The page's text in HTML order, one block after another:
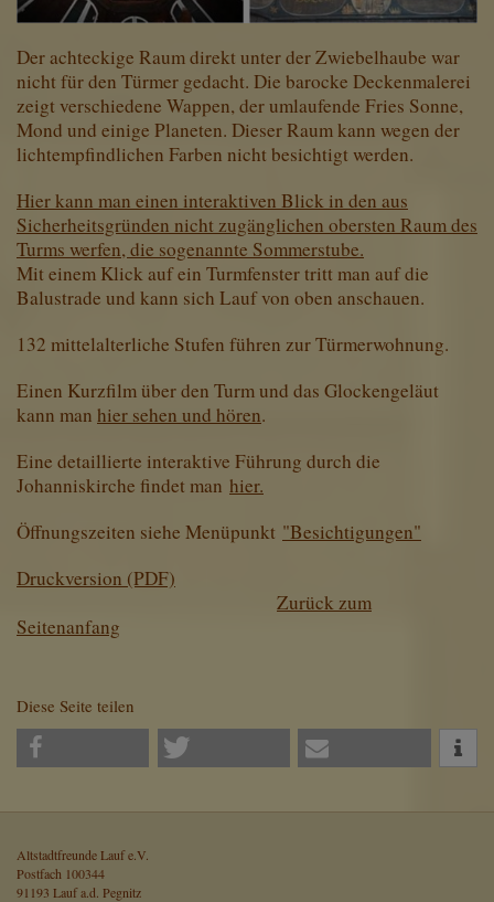
Der achteckige Raum direkt unter der Zwiebelhaube war
nicht für den Türmer gedacht. Die barocke Deckenmalerei
zeigt verschiedene Wappen, der umlaufende Fries Sonne,
Mond und einige Planeten. Dieser Raum kann wegen der
lichtempfindlichen Farben nicht besichtigt werden.
Hier kann man einen interaktiven Blick in den aus
Sicherheitsgründen nicht zugänglichen obersten Raum des
Turms werfen, die sogenannte Sommerstube.
Mit einem Klick auf ein Turmfenster tritt man auf die
Balustrade und kann sich Lauf von oben anschauen.
132 mittelalterliche Stufen führen zur Türmerwohnung.
Einen Kurzfilm über den Turm und das Glockengeläut
kann man hier sehen und hören.
Eine detaillierte interaktive Führung durch die
Johanniskirche findet man hier.
Öffnungszeiten siehe Menüpunkt "Besichtigungen"
Druckversion (PDF)
Zurück zum
Seitenanfang
Diese Seite teilen
Altstadtfreunde Lauf e.V.
Postfach 100344
91193 Lauf a.d. Pegnitz